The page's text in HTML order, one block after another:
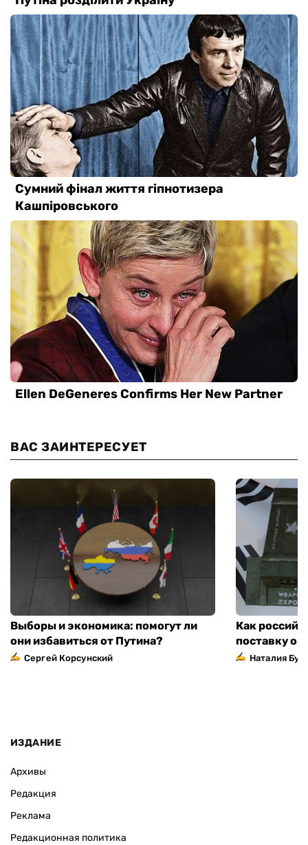
ВАС ЗАИНТЕРЕСУЕТ
Выборы и экономика: помогут ли
они избавиться от Путина?
Сергей Корсунский
Как
поставку
Наталия
ИЗДАНИЕ
Архивы
Редакция
Реклама
Редакционная политика